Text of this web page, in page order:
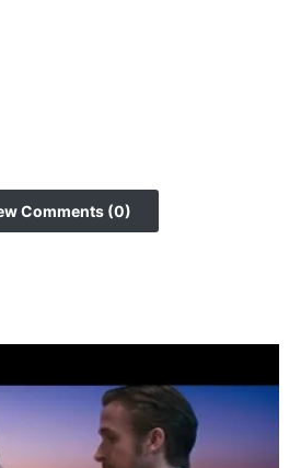
Comments (0)